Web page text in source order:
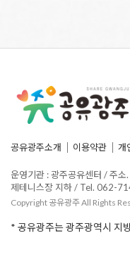
공유광주소개 이용약관 개
운영기관 : 광주공유센터 / 주
제테니스장 지하 / Tel. 062-
Copyright 공유광주 All Rights
* 공유광주는 광주광역시 지